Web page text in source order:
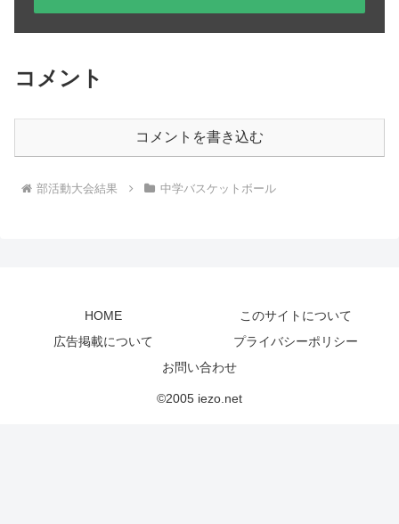
コメント
コメントを書き込む
部活動大会結果 中学バスケットボール
HOME
このサイトについて
広告掲載について
プライバシーポリシー
お問い合わせ
©2005 iezo.net